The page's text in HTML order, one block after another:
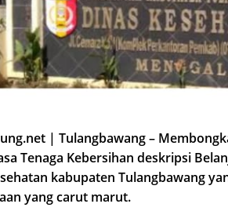
| Tulangbawang –
Tenaga Kebersihan deskripsi
kabupaten Tulangbawang
yang carut marut.